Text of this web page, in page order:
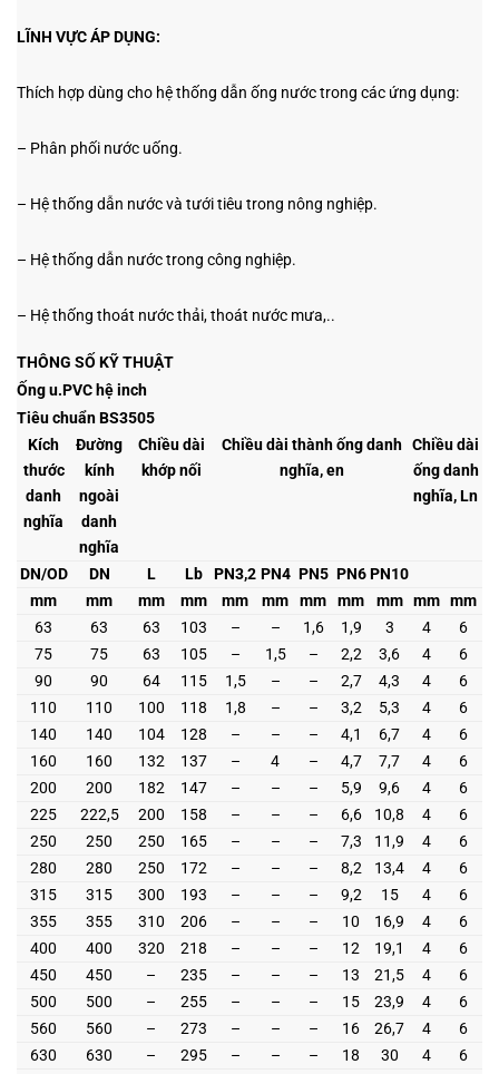
LĨNH VỰC ÁP DỤNG:
Thích hợp dùng cho hệ thống dẫn ống nước trong các ứng dụng:
– Phân phối nước uống.
– Hệ thống dẫn nước và tưới tiêu trong nông nghiệp.
– Hệ thống dẫn nước trong công nghiệp.
– Hệ thống thoát nước thải, thoát nước mưa,..
THÔNG SỐ KỸ THUẬT
Ống u.PVC hệ inch
Tiêu chuẩn BS3505
Kích
thước
danh
nghĩa
Đường
kính
ngoài
danh
nghĩa
Chiều dài
khớp nối
Chiều dài thành ống danh
nghĩa, en
Chiều dài
ống danh
nghĩa, Ln
DN/OD DN L Lb PN3,2 PN4 PN5 PN6 PN10
mm
mm mm mm mm mm mm mm mm mm mm
63
63 63 103 – – 1,6 1,9 3 4
6
75
75 63 105 – 1,5 – 2,2 3,6 4
6
90
90 64 115 1,5 – – 2,7 4,3 4
6
110
110 100 118 1,8 – – 3,2 5,3 4
6
140
140 104 128 – – – 4,1 6,7 4
6
160
160 132 137 – 4 – 4,7 7,7 4
6
200
200 182 147 – – – 5,9 9,6 4
6
225
222,5 200 158 – – – 6,6 10,8 4
6
250
250 250 165 – – – 7,3 11,9 4
6
280
280 250 172 – – – 8,2 13,4 4
6
315
315 300 193 – – – 9,2 15 4
6
355
355 310 206 – – – 10 16,9 4
6
400
400 320 218 – – – 12 19,1 4
6
450
450 – 235 – – – 13 21,5 4
6
500
500 – 255 – – – 15 23,9 4
6
560
560 – 273 – – – 16 26,7 4
6
630
630 – 295 – – – 18 30 4 6